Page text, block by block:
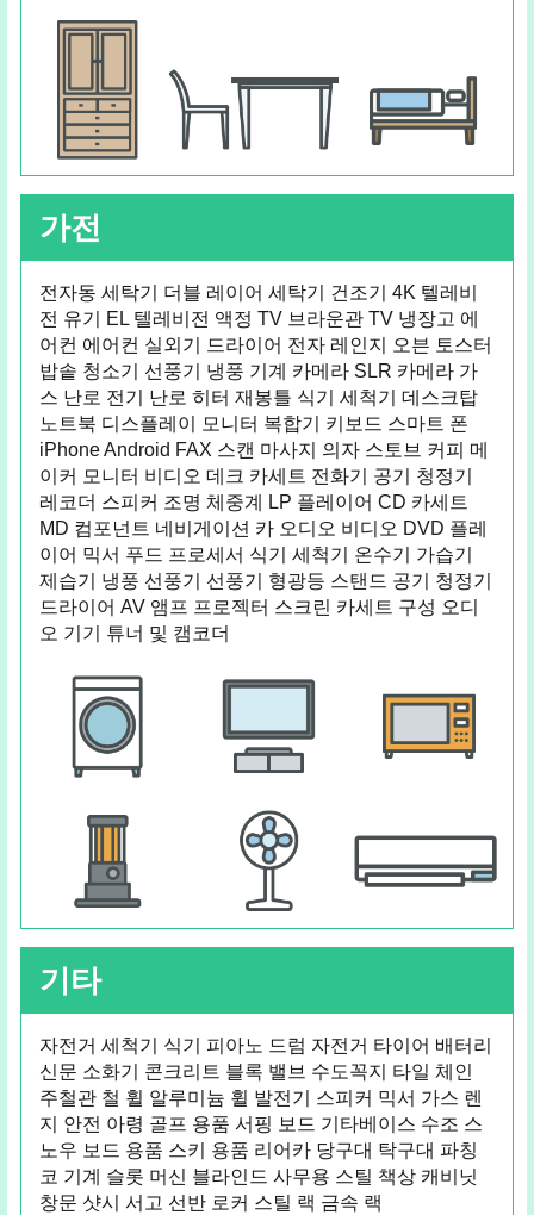
가전
전자동 세탁기 더블 레이어 세탁기 건조기 4K 텔레비
전 유기 EL 텔레비전 액정 TV 브라운관 TV 냉장고 에
어컨 에어컨 실외기 드라이어 전자 레인지 오븐 토스터
밥솥 청소기 선풍기 냉풍 기계 카메라 SLR 카메라 가
스 난로 전기 난로 히터 재봉틀 식기 세척기 데스크탑
노트북 디스플레이 모니터 복합기 키보드 스마트 폰
iPhone Android FAX 스캔 마사지 의자 스토브 커피 메
이커 모니터 비디오 데크 카세트 전화기 공기 청정기
레코더 스피커 조명 체중계 LP 플레이어 CD 카세트
MD 컴포넌트 네비게이션 카 오디오 비디오 DVD 플레
이어 믹서 푸드 프로세서 식기 세척기 온수기 가습기
제습기 냉풍 선풍기 선풍기 형광등 스탠드 공기 청정기
드라이어 AV 앰프 프로젝터 스크린 카세트 구성 오디
오 기기 튜너 및 캠코더
기타
자전거 세척기 식기 피아노 드럼 자전거 타이어 배터리
신문 소화기 콘크리트 블록 밸브 수도꼭지 타일 체인
주철관 철 휠 알루미늄 휠 발전기 스피커 믹서 가스 렌
지 안전 아령 골프 용품 서핑 보드 기타베이스 수조 스
노우 보드 용품 스키 용품 리어카 당구대 탁구대 파칭
코 기계 슬롯 머신 블라인드 사무용 스틸 책상 캐비닛
창문 샷시 서고 선반 로커 스틸 랙 금속 랙